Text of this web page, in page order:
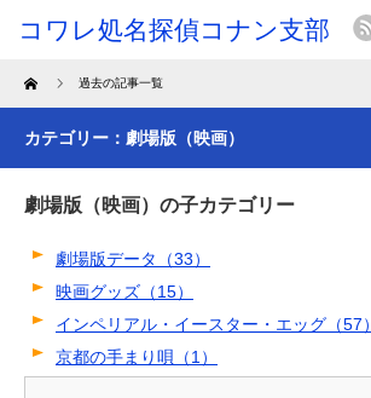
Home 過去の記事一覧
カテゴリー：劇場版（映画）
劇場版（映画）の子カテゴリー
劇場版データ（33）
映画グッズ（15）
インペリアル・イースター・エッグ（57）
京都の手まり唄（1）